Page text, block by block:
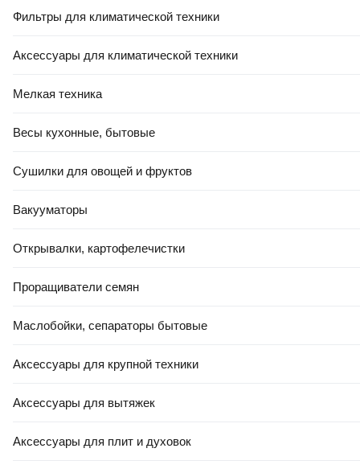
Фильтры для климатической техники
Аксессуары для климатической техники
Мелкая техника
Весы кухонные, бытовые
Сушилки для овощей и фруктов
Вакууматоры
Открывалки, картофелечистки
Проращиватели семян
Маслобойки, сепараторы бытовые
Аксессуары для крупной техники
Аксессуары для вытяжек
Аксессуары для плит и духовок